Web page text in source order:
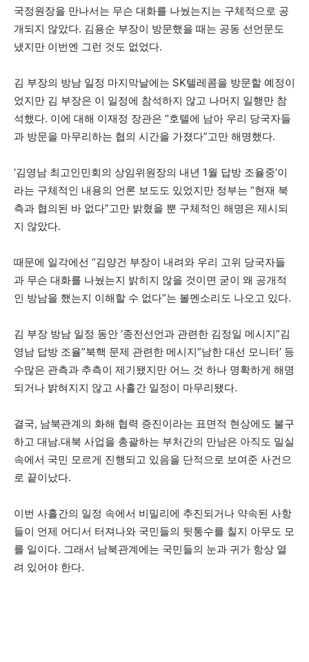
국정원장을 만나서는 무슨 대화를 나눴는지는 구체적으로 공
개되지 않았다. 김용순 부장이 방문했을 때는 공동 선언문도
냈지만 이번엔 그런 것도 없었다.
김 부장의 방남 일정 마지막날에는 SK텔레콤을 방문할 예정이
었지만 김 부장은 이 일정에 참석하지 않고 나머지 일행만 참
석했다. 이에 대해 이재정 장관은 “호텔에 남아 우리 당국자들
과 방문을 마무리하는 협의 시간을 가졌다”고만 해명했다.
‘김영남 최고인민회의 상임위원장의 내년 1월 답방 조율중’이
라는 구체적인 내용의 언론 보도도 있었지만 정부는 “현재 북
측과 협의된 바 없다”고만 밝혔을 뿐 구체적인 해명은 제시되
지 않았다.
때문에 일각에선 “김양건 부장이 내려와 우리 고위 당국자들
과 무슨 대화를 나눴는지 밝히지 않을 것이면 굳이 왜 공개적
인 방남을 했는지 이해할 수 없다”는 볼멘소리도 나오고 있다.
김 부장 방남 일정 동안 ‘종전선언과 관련한 김정일 메시지”김
영남 답방 조율”북핵 문제 관련한 메시지”남한 대선 모니터’ 등
수많은 관측과 추측이 제기됐지만 어느 것 하나 명확하게 해명
되거나 밝혀지지 않고 사흘간 일정이 마무리됐다.
결국, 남북관계의 화해 협력 증진이라는 표면적 현상에도 불구
하고 대남.대북 사업을 총괄하는 부처간의 만남은 아직도 밀실
속에서 국민 모르게 진행되고 있음을 단적으로 보여준 사건으
로 끝이났다.
이번 사흘간의 일정 속에서 비밀리에 추진되거나 약속된 사항
들이 언제 어디서 터져나와 국민들의 뒷통수를 칠지 아무도 모
를 일이다. 그래서 남북관계에는 국민들의 눈과 귀가 항상 열
려 있어야 한다.